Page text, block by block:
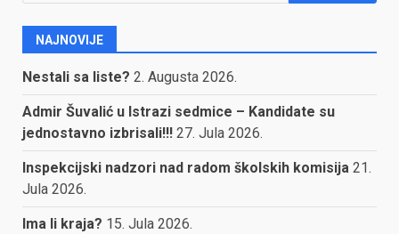
NAJNOVIJE
Nestali sa liste? 2. Augusta 2026.
Admir Šuvalić u Istrazi sedmice – Kandidate su
jednostavno izbrisali!!! 27. Jula 2026.
Inspekcijski nadzori nad radom školskih komisija 21.
Jula 2026.
Ima li kraja? 15. Jula 2026.